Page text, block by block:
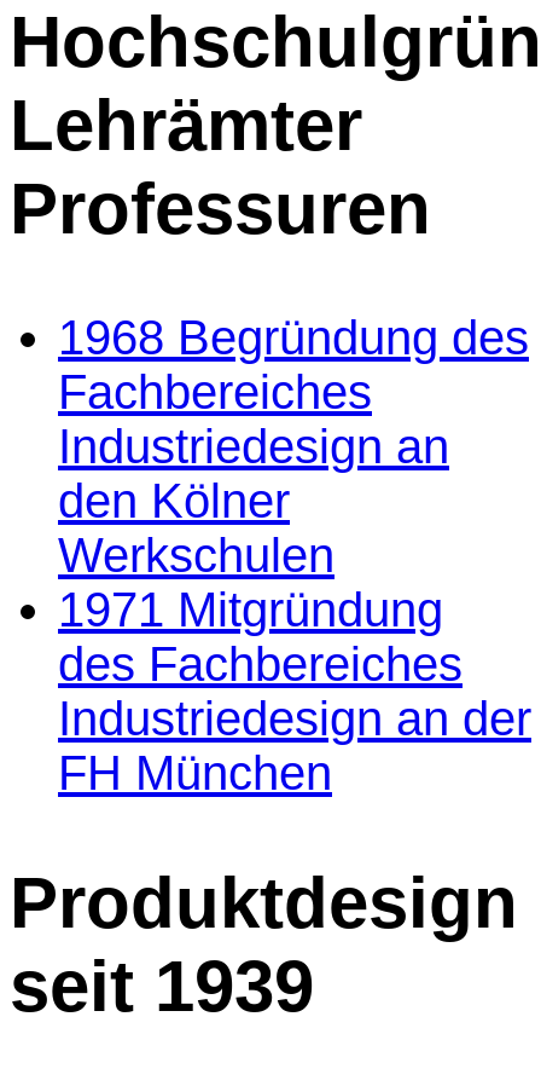
Lehrämter
Professuren
1968 Begründung des
Fachbereiches
Industriedesign an
den Kölner
Werkschulen
1971 Mitgründung
des Fachbereiches
Industriedesign an der
FH München
Produktdesign
seit 1939